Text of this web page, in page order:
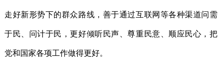
走好新形势下的群众路线，善于通过互联网等各种渠道问需
于民、问计于民，更好倾听民声、尊重民意、顺应民心，把
党和国家各项工作做得更好。